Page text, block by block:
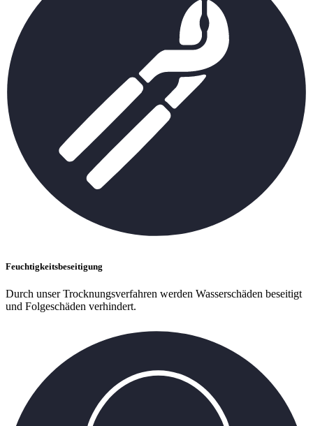
Feuchtigkeitsbeseitigung
Durch unser Trocknungsverfahren werden Wasserschäden beseitigt
und Folgeschäden verhindert.